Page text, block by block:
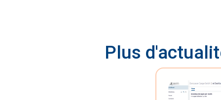
Plus